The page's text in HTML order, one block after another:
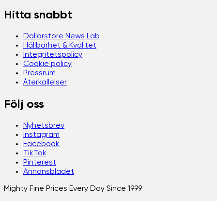
Hitta snabbt
Dollarstore News Lab
Hållbarhet & Kvalitet
Integritetspolicy
Cookie policy
Pressrum
Återkallelser
Följ oss
Nyhetsbrev
Instagram
Facebook
TikTok
Pinterest
Annonsbladet
Mighty Fine Prices Every Day Since 1999